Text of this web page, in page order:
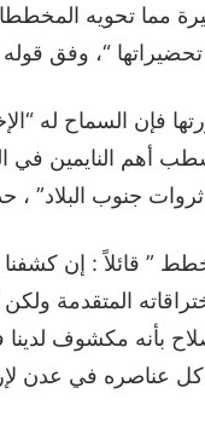
مما تحويه
“، وفق
السماح له
أهم النايمين في
جنوب البلاد” ،
” قائلاً : إن
المتقدمة
بأنه مكشوف لدينا
عناصره في عدن